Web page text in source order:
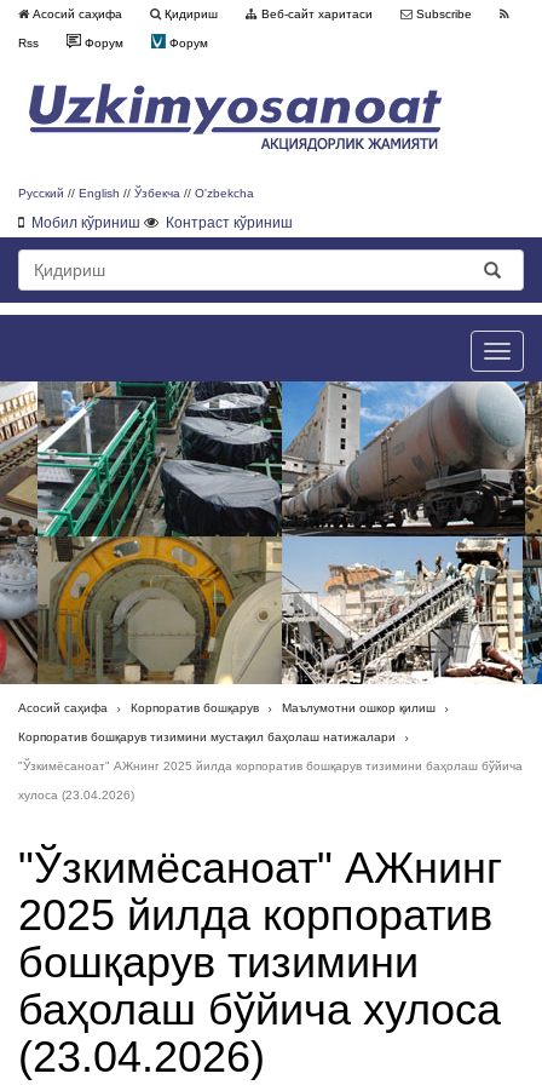
Асосий саҳифа Қидириш Веб-сайт харитаси Subscribe
Rss Форум Форум
Русский // English // Ўзбекча // O'zbekcha
Мобил кўриниш Контраст кўриниш
Toggle
Асосий саҳифа Корпоратив бошқарув Маълумотни ошкор қилиш
Корпоратив бошқарув тизимини мустақил баҳолаш натижалари
"Ўзкимёсаноат" АЖнинг 2025 йилда корпоратив бошқарув тизимини баҳолаш бўйича
хулоса (23.04.2026)
"Ўзкимёсаноат" АЖнинг
2025 йилда корпоратив
бошқарув тизимини
баҳолаш бўйича хулоса
(23.04.2026)